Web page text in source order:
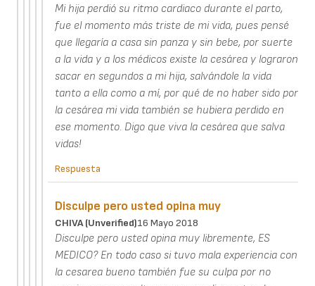
Mi hija perdió su ritmo cardiaco durante el parto,
fue el momento más triste de mi vida, pues pensé
que llegaría a casa sin panza y sin bebe, por suerte
a la vida y a los médicos existe la cesárea y lograron
sacar en segundos a mi hija, salvándole la vida
tanto a ella como a mí, por qué de no haber sido por
la cesárea mi vida también se hubiera perdido en
ese momento. Digo que viva la cesárea que salva
vidas!
Respuesta
Disculpe pero usted opina muy
CHIVA (unverified)16 Mayo 2018
Disculpe pero usted opina muy libremente, ES
MEDICO? En todo caso si tuvo mala experiencia con
la cesarea bueno también fue su culpa por no